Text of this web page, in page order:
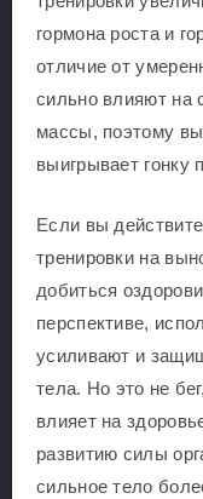
гормона роста и
отличие от
сильно влияют на
массы, поэтому
выигрывает гонку
Если вы
тренировки на
добиться
перспективе,
усиливают и
тела. Но это не
влияет на
развитию силы
сильное тело